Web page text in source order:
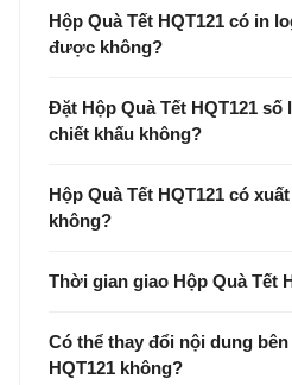
Hộp Quà Tết HQT121 có in
được không?
Đặt Hộp Quà Tết HQT121
chiết khấu không?
Hộp Quà Tết HQT121 có
không?
Thời gian giao Hộp Quà Tết
Có thể thay đổi nội dung
HQT121 không?